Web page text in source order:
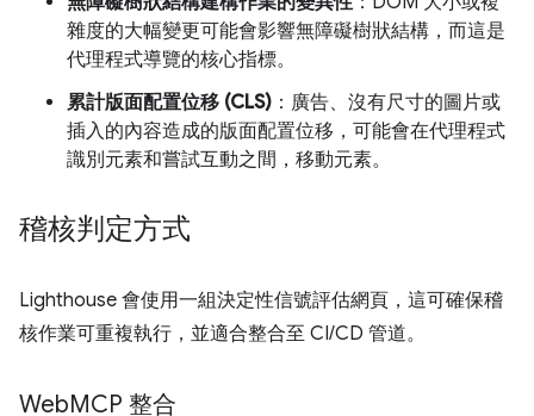
雜度的大幅變更可能會影響無障礙樹狀結構，而這是
代理程式導覽的核心指標。
累計版面配置位移 (CLS) ：廣告、沒有尺寸的圖片或
插入的內容造成的版面配置位移，可能會在代理程式
識別元素和嘗試互動之間，移動元素。
稽核判定方式
Lighthouse 會使用一組決定性信號評估網頁，這可確保稽
核作業可重複執行，並適合整合至 CI/CD 管道。
WebMCP 整合